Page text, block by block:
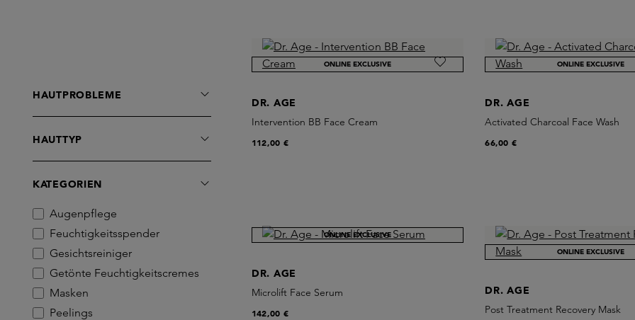
HAUTPROBLEME
HAUTTYP
KATEGORIEN
Augenpflege
Feuchtigkeitsspender
Gesichtsreiniger
Getönte Feuchtigkeitscremes
Masken
Peelings
ONLINE EXCLUSIVE
DR. AGE
Intervention BB Face Cream
112,00 €
ONLINE EXCLUSIVE
DR. AGE
Activated Charcoal Face Wash
66,00 €
ONLINE EXCLUSIVE
DR. AGE
Microlift Face Serum
142,00 €
ONLINE EXCLUSIVE
DR. AGE
Post Treatment Recovery Mask